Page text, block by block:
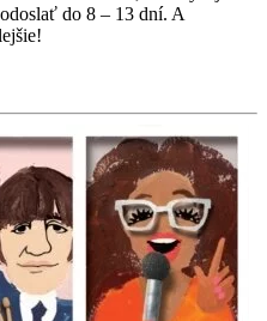
do 8 – 13 dní. A